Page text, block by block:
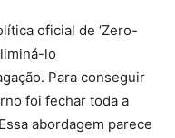
oficial de ‘Zero-
lo
Para conseguir
foi fechar toda a
abordagem parece